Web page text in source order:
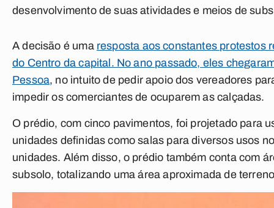
desenvolvimento de suas atividades e meios de
A decisão é uma resposta aos constantes protestos
do Centro da capital. No ano passado, eles
Pessoa, no intuito de pedir apoio dos vereadores
impedir os comerciantes de ocuparem as calçadas.
O prédio, com cinco pavimentos, foi projetado para
unidades definidas como salas para diversos usos
unidades. Além disso, o prédio também conta com
subsolo, totalizando uma área aproximada de